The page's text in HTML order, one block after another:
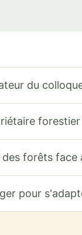
du
forestier
forêts
pour